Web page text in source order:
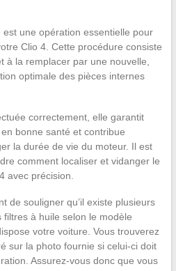
est une opération essentielle pour
Clio 4. Cette procédure consiste
à la remplacer par une nouvelle,
optimale des pièces internes
correctement, elle garantit
bonne santé et contribue
la durée de vie du moteur. Il est
comment localiser et vidanger le
avec précision.
de souligner qu’il existe plusieurs
filtres à huile selon le modèle
votre voiture. Vous trouverez
sur la photo fournie si celui-ci doit
Assurez-vous donc que vous